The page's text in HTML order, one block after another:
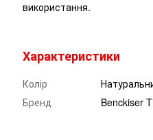
використання.
Характеристики
Колір
Бренд
Benckiser